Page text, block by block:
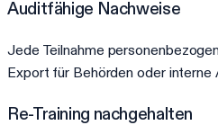
Auditfähige Nachweise
Jede Teilnahme
Export für Behörden oder interne
Re-Training nachgehalten